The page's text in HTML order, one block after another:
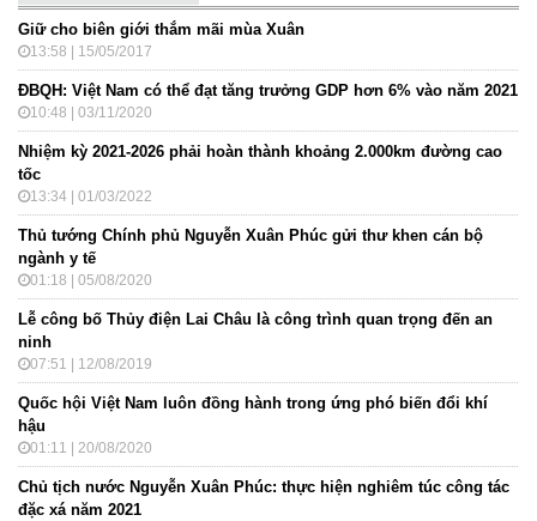
Giữ cho biên giới thắm mãi mùa Xuân
13:58 | 15/05/2017
ĐBQH: Việt Nam có thể đạt tăng trưởng GDP hơn 6% vào năm 2021
10:48 | 03/11/2020
Nhiệm kỳ 2021-2026 phải hoàn thành khoảng 2.000km đường cao
tốc
13:34 | 01/03/2022
Thủ tướng Chính phủ Nguyễn Xuân Phúc gửi thư khen cán bộ
ngành y tế
01:18 | 05/08/2020
Lễ công bố Thủy điện Lai Châu là công trình quan trọng đến an
ninh
07:51 | 12/08/2019
Quốc hội Việt Nam luôn đồng hành trong ứng phó biến đổi khí
hậu
01:11 | 20/08/2020
Chủ tịch nước Nguyễn Xuân Phúc: thực hiện nghiêm túc công tác
đặc xá năm 2021